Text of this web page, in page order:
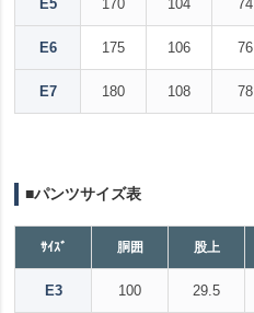
E5 170 104 74
E6 175 106 76
E7 180 108 78
■パンツサイズ表
ｻｲｽﾞ 胴囲 股上
E3 100 29.5